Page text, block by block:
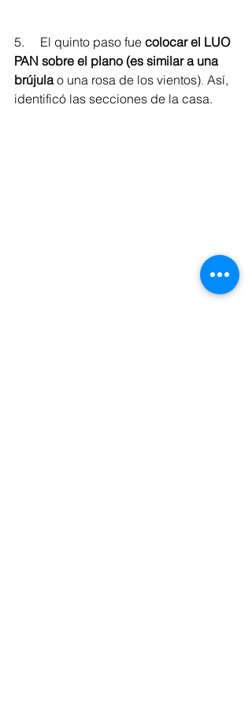
5.     El quinto paso fue colocar el LUO
PAN sobre el plano (es similar a una
brújula o una rosa de los vientos). Así,
identificó las secciones de la casa.